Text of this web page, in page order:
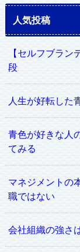
人気投稿
【セルフブラ
段
人生が好転した
青色が好きな人
てみる
マネジメントの
職ではない
会社組織の強さ